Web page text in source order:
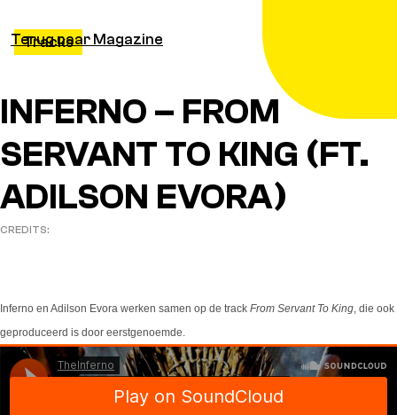
Tracks
Terug naar Magazine
INFERNO – FROM
SERVANT TO KING (FT.
ADILSON EVORA)
CREDITS:
Inferno en Adilson Evora werken samen op de track From Servant To King, die ook
geproduceerd is door eerstgenoemde.